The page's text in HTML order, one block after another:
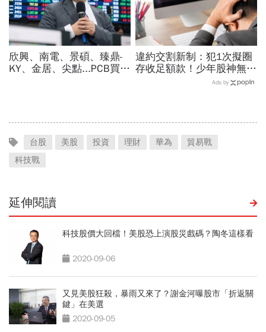
欣興、南電、景碩、臻鼎-
KY、金居、尖點...PCB買誰
違約交割新制：犯1次擬圈
存收足額款！少年股神無本
當沖翻車、前7月飆百億…
Ads by
台股 美股 投資 理財 華為
貿易戰
科技戰
延伸閱讀
科技股價大回檔！美股恐上演股災戲碼？陶冬這樣看
2020-09-06
又見美股狂殺，暴雨又來了？謝金河曝股市「折返關
鍵」在美選
2020-09-05